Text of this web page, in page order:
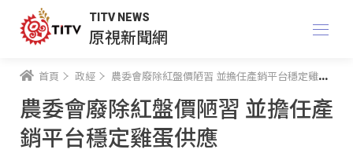
TITV NEWS
原視新聞網
首頁 政經 農委會廢除紅盤價陋習 並擔任產銷平台穩定雞蛋供應
農委會廢除紅盤價陋習 並擔任產
銷平台穩定雞蛋供應